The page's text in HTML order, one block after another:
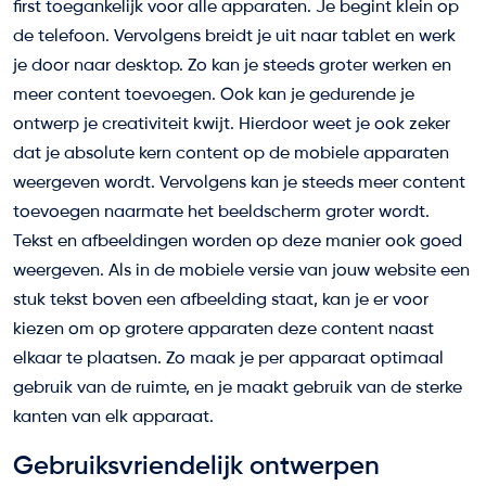
first toegankelijk voor alle apparaten. Je begint klein op
de telefoon. Vervolgens breidt je uit naar tablet en werk
je door naar desktop. Zo kan je steeds groter werken en
meer content toevoegen. Ook kan je gedurende je
ontwerp je creativiteit kwijt. Hierdoor weet je ook zeker
dat je absolute kern content op de mobiele apparaten
weergeven wordt. Vervolgens kan je steeds meer content
toevoegen naarmate het beeldscherm groter wordt.
Tekst en afbeeldingen worden op deze manier ook goed
weergeven. Als in de mobiele versie van jouw website een
stuk tekst boven een afbeelding staat, kan je er voor
kiezen om op grotere apparaten deze content naast
elkaar te plaatsen. Zo maak je per apparaat optimaal
gebruik van de ruimte, en je maakt gebruik van de sterke
kanten van elk apparaat.
Gebruiksvriendelijk ontwerpen